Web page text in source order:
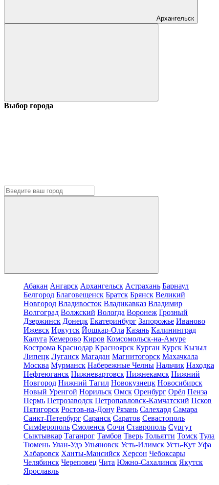
Архангельск
Выбор города
Абакан Ангарск Архангельск Астрахань Барнаул
Белгород Благовещенск Братск Брянск Великий
Новгород Владивосток Владикавказ Владимир
Волгоград Волжский Вологда Воронеж Грозный
Дзержинск Донецк Екатеринбург Запорожье Иваново
Ижевск Иркутск Йошкар-Ола Казань Калининград
Калуга Кемерово Киров Комсомольск-на-Амуре
Кострома Краснодар Красноярск Курган Курск Кызыл
Липецк Луганск Магадан Магнитогорск Махачкала
Москва Мурманск Набережные Челны Нальчик Находка
Нефтеюганск Нижневартовск Нижнекамск Нижний
Новгород Нижний Тагил Новокузнецк Новосибирск
Новый Уренгой Норильск Омск Оренбург Орёл Пенза
Пермь Петрозаводск Петропавловск-Камчатский Псков
Пятигорск Ростов-на-Дону Рязань Салехард Самара
Санкт-Петербург Саранск Саратов Севастополь
Симферополь Смоленск Сочи Ставрополь Сургут
Сыктывкар Таганрог Тамбов Тверь Тольятти Томск Тула
Тюмень Улан-Удэ Ульяновск Усть-Илимск Усть-Кут Уфа
Хабаровск Ханты-Мансийск Херсон Чебоксары
Челябинск Череповец Чита Южно-Сахалинск Якутск
Ярославль